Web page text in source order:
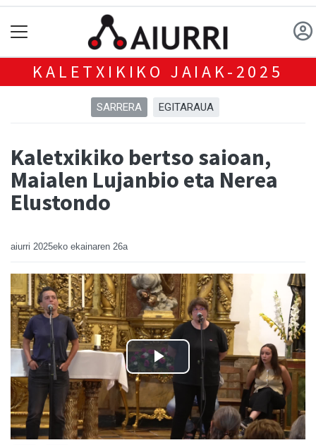
KALETXIKIKO JAIAK-2025
SARRERA EGITARAUA
Kaletxikiko bertso saioan,
Maialen Lujanbio eta Nerea
Elustondo
aiurri 2025eko ekainaren 26a